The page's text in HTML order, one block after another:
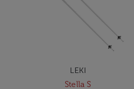
LEKI
Stella S